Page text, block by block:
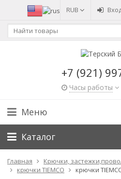
RUB
+7 (921)
Часы работы
Меню
Каталог
Главная
Крючки,
крючки TIEMCO
крючки